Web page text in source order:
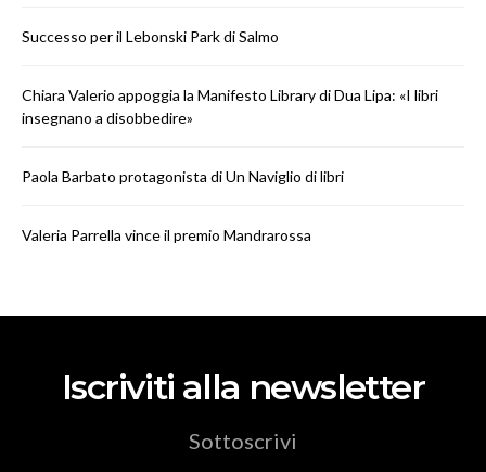
Successo per il Lebonski Park di Salmo
Chiara Valerio appoggia la Manifesto Library di Dua Lipa: «I libri
insegnano a disobbedire»
Paola Barbato protagonista di Un Naviglio di libri
Valeria Parrella vince il premio Mandrarossa
Iscriviti alla newsletter
Sottoscrivi